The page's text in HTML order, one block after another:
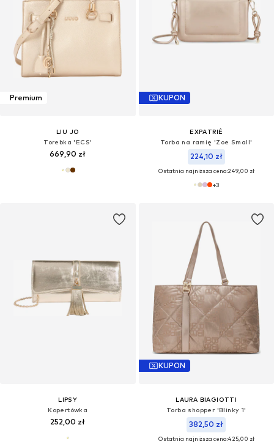
Premium
LIU JO
Torebka 'ECS'
669,90 zł
KUPON
EXPATRIÉ
Torba na ramię 'Zoe Small'
224,10 zł
Ostatnia najniższa cena:249,00 zł
+3
LIPSY
Kopertówka
252,00 zł
KUPON
LAURA BIAGIOTTI
Torba shopper 'Blinky 1'
382,50 zł
Ostatnia najniższa cena:425,00 zł